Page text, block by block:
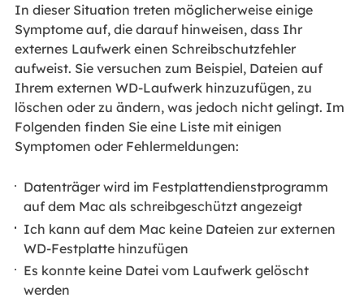
In dieser Situation treten möglicherweise einige
Symptome auf, die darauf hinweisen, dass Ihr
externes Laufwerk einen Schreibschutzfehler
aufweist. Sie versuchen zum Beispiel, Dateien auf
Ihrem externen WD-Laufwerk hinzuzufügen, zu
löschen oder zu ändern, was jedoch nicht gelingt. Im
Folgenden finden Sie eine Liste mit einigen
Symptomen oder Fehlermeldungen:
Datenträger wird im Festplattendienstprogramm
auf dem Mac als schreibgeschützt angezeigt
Ich kann auf dem Mac keine Dateien zur externen
WD-Festplatte hinzufügen
Es konnte keine Datei vom Laufwerk gelöscht
werden